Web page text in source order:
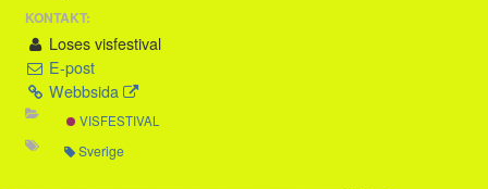
KONTAKT:
Loses visfestival
E-post
Webbsida
VISFESTIVAL
Sverige